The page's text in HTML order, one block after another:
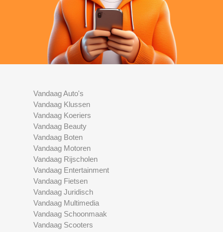
Vandaag Auto's
Vandaag Klussen
Vandaag Koeriers
Vandaag Beauty
Vandaag Boten
Vandaag Motoren
Vandaag Rijscholen
Vandaag Entertainment
Vandaag Fietsen
Vandaag Juridisch
Vandaag Multimedia
Vandaag Schoonmaak
Vandaag Scooters